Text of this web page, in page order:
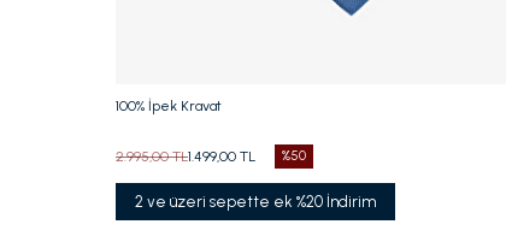
100% İpek Kravat
2.995,00 TL1.499,00 TL %50
2 ve üzeri sepette ek %20 İndirim